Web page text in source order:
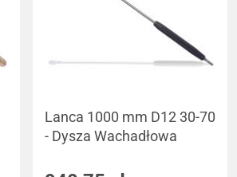
Lanca 1000 mm D12 30-70
- Dysza Wachadłowa